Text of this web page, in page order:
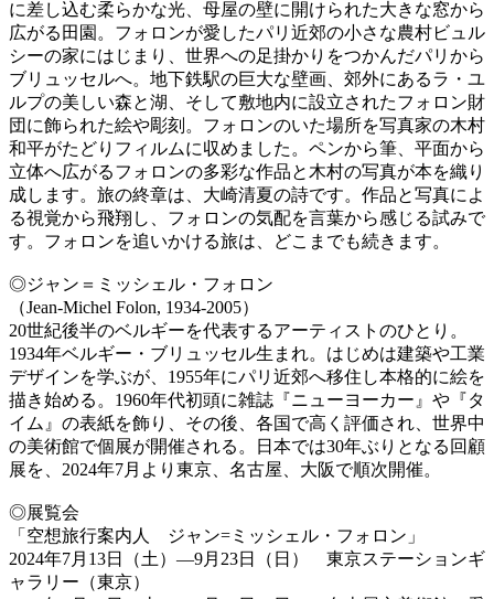
に差し込む柔らかな光、母屋の壁に開けられた大きな窓から
広がる田園。フォロンが愛したパリ近郊の小さな農村ビュル
シーの家にはじまり、世界への足掛かりをつかんだパリから
ブリュッセルへ。地下鉄駅の巨大な壁画、郊外にあるラ・ユ
ルプの美しい森と湖、そして敷地内に設立されたフォロン財
団に飾られた絵や彫刻。フォロンのいた場所を写真家の木村
和平がたどりフィルムに収めました。ペンから筆、平面から
立体へ広がるフォロンの多彩な作品と木村の写真が本を織り
成します。旅の終章は、大崎清夏の詩です。作品と写真によ
る視覚から飛翔し、フォロンの気配を言葉から感じる試みで
す。フォロンを追いかける旅は、どこまでも続きます。
◎ジャン＝ミッシェル・フォロン
（Jean-Michel Folon, 1934-2005）
20世紀後半のベルギーを代表するアーティストのひとり。
1934年ベルギー・ブリュッセル生まれ。はじめは建築や工業
デザインを学ぶが、1955年にパリ近郊へ移住し本格的に絵を
描き始める。1960年代初頭に雑誌『ニューヨーカー』や『タ
イム』の表紙を飾り、その後、各国で高く評価され、世界中
の美術館で個展が開催される。日本では30年ぶりとなる回顧
展を、2024年7月より東京、名古屋、大阪で順次開催。
◎展覧会
「空想旅行案内人 ジャン=ミッシェル・フォロン」
2024年7月13日（土）―9月23日（日） 東京ステーションギ
ャラリー（東京）